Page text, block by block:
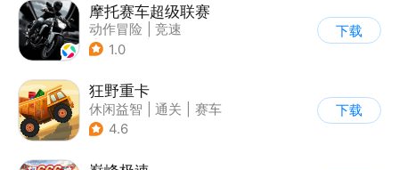
摩托赛车超级联赛
动作冒险
竞速
| 摩托车
1.0
下载
狂野重卡
休闲益智 通关
赛车
4.6
下载